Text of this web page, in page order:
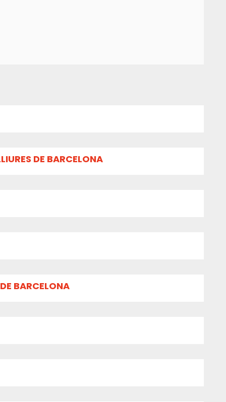
DE BARCELONA
BARCELONA